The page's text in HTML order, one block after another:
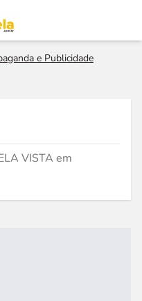
e Publicidade
VISTA em